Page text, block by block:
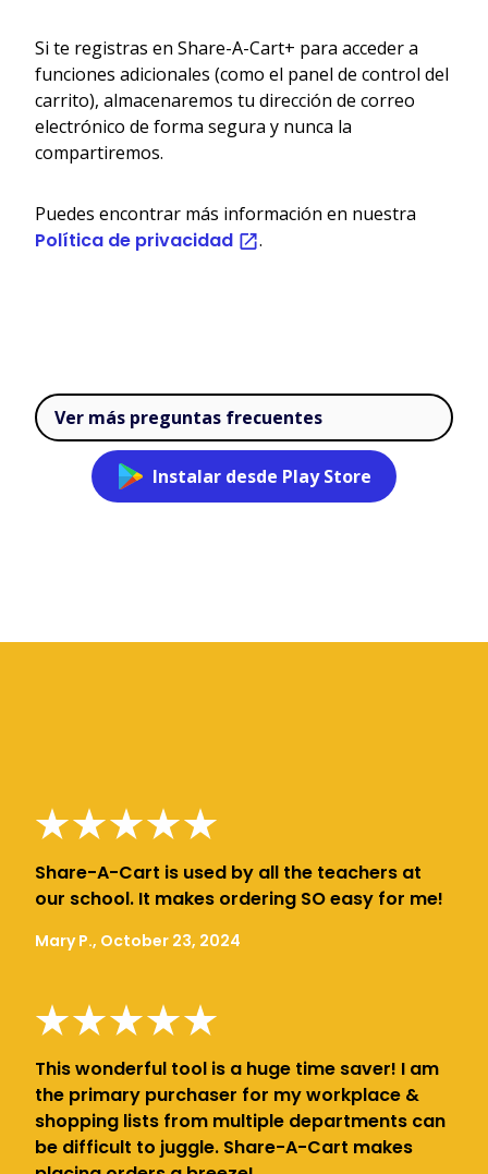
Si te registras en Share-A-Cart+ para acceder a
funciones adicionales (como el panel de control del
carrito), almacenaremos tu dirección de correo
electrónico de forma segura y nunca la
compartiremos.
Puedes encontrar más información en nuestra
Política de privacidad .
Ver más preguntas frecuentes
Instalar desde Play Store
Share-A-Cart is used by all the teachers at
our school. It makes ordering SO easy for me!
Mary P., October 23, 2024
This wonderful tool is a huge time saver! I am
the primary purchaser for my workplace &
shopping lists from multiple departments can
be difficult to juggle. Share-A-Cart makes